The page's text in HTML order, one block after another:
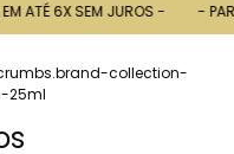
6X SEM JUROS - -
collection-
25ml